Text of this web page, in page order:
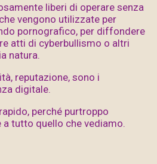
liberi di operare senza
vengono utilizzate per
pornografico, per diffondere
atti di cyberbullismo o altri
natura.
reputazione, sono i
digitale.
perché purtroppo
tutto quello che vediamo.